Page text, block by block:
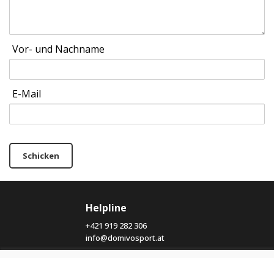
Vor- und Nachname
E-Mail
Schicken
Helpline
+421 919 282 306
info@domivosport.at